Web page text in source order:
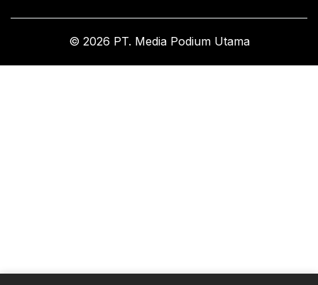
© 2026 PT. Media Podium Utama